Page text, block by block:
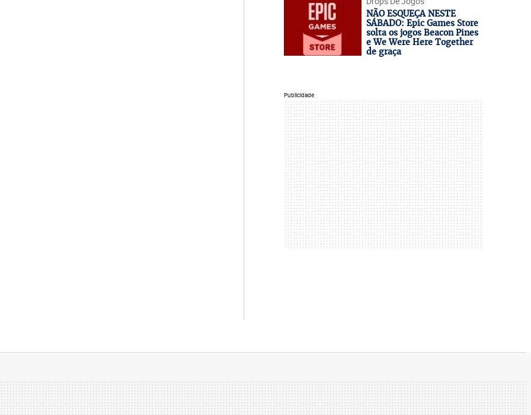
NÃO ESQUEÇA NESTE
SÁBADO: Epic Games Store
solta os jogos Beacon Pines
e We Were Here Together
de graça
Publicidade